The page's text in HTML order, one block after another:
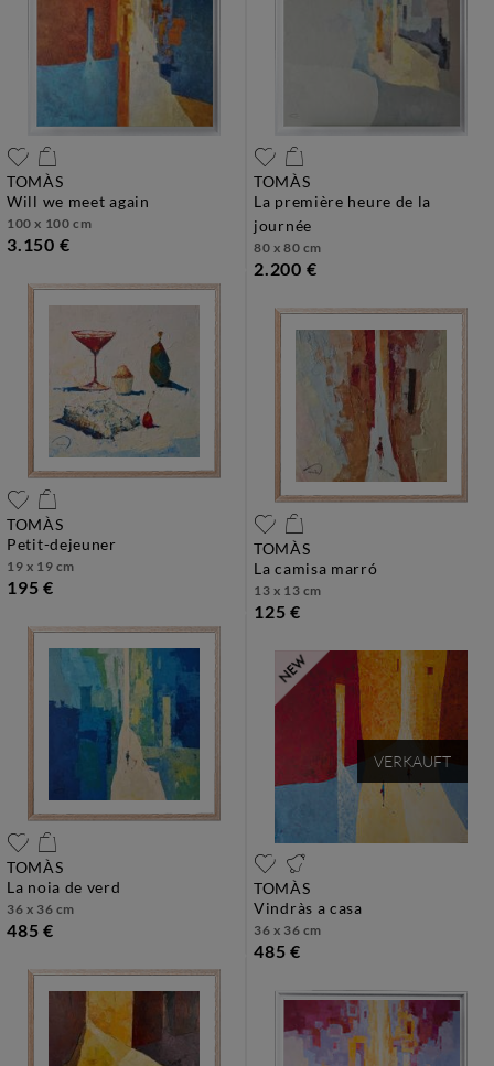
TOMÀS
will we meet again
100 x 100 cm
3.150 €
TOMÀS
la première heure de la
journée
80 x 80 cm
2.200 €
TOMÀS
petit-dejeuner
19 x 19 cm
195 €
TOMÀS
la camisa marró
13 x 13 cm
125 €
TOMÀS
la noia de verd
36 x 36 cm
485 €
VERKAUFT
TOMÀS
vindràs a casa
36 x 36 cm
485 €